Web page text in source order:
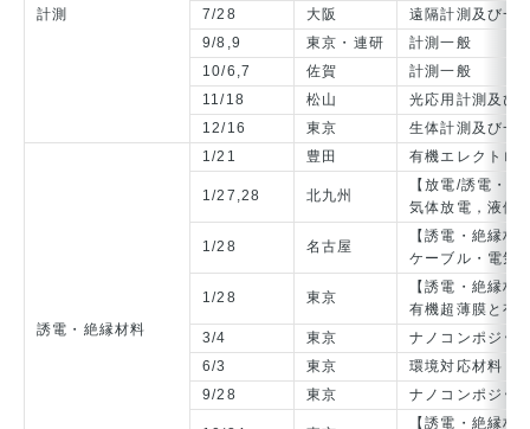
計測
7/28
大阪
遠隔計測及び一
9/8,9
東京・連研
計測一般
10/6,7
佐賀
計測一般
11/18
松山
光応用計測及び
12/16
東京 生体計測及び一
誘電・絶縁材料
1/21 豊田 有機エレクトロ
1/27,28 北九州
【放電/誘電・
気体放電，液体
1/28 名古屋
【誘電・絶縁材
ケーブル・電気
1/28 東京
【誘電・絶縁材
有機超薄膜と有
3/4
東京
ナノコンポジッ
6/3
東京
環境対応材料
9/28
東京 ナノコンポジッ
【誘電・絶縁材